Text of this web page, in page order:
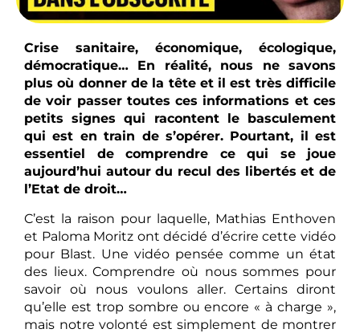
Crise sanitaire, économique, écologique,
démocratique… En réalité, nous ne savons
plus où donner de la tête et il est très difficile
de voir passer toutes ces informations et ces
petits signes qui racontent le basculement
qui est en train de s’opérer. Pourtant, il est
essentiel de comprendre ce qui se joue
aujourd’hui autour du recul des libertés et de
l’Etat de droit…
C’est la raison pour laquelle, Mathias Enthoven
et Paloma Moritz ont décidé d’écrire cette vidéo
pour Blast. Une vidéo pensée comme un état
des lieux. Comprendre où nous sommes pour
savoir où nous voulons aller. Certains diront
qu’elle est trop sombre ou encore « à charge »,
mais notre volonté est simplement de montrer